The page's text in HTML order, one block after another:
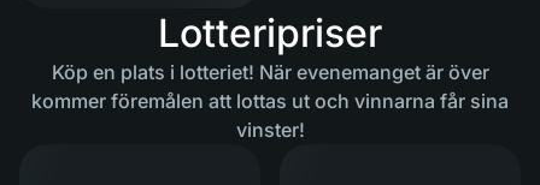
Lotteripriser
Köp en plats i lotteriet! När evenemanget är över
kommer föremålen att lottas ut och vinnarna får sina
vinster!